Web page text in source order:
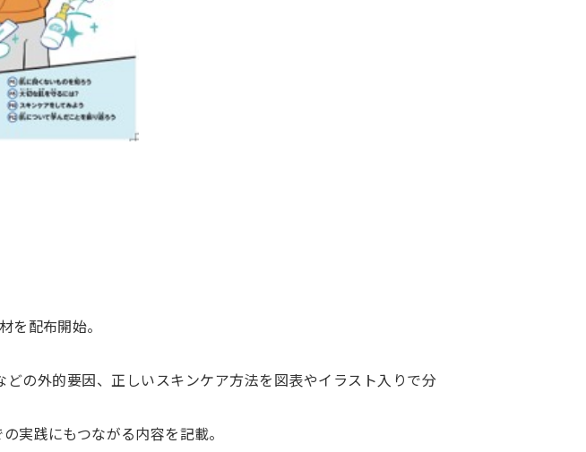
を配布開始。
の外的要因、正しいスキンケア方法を図表やイラスト入りで分
実践にもつながる内容を記載。